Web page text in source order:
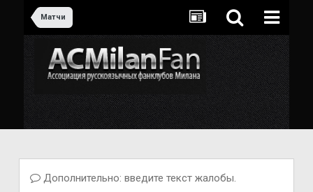
Матчи
Дополнительно: введите текст жалобы.